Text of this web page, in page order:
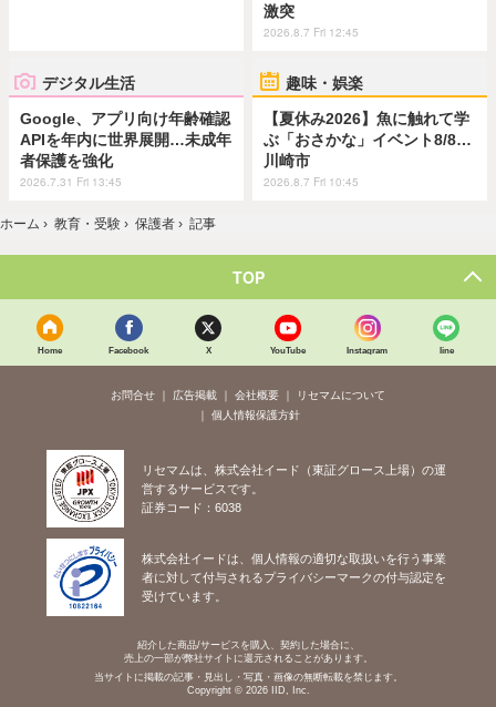
激突
2026.8.7 Fri 12:45
デジタル生活
Google、アプリ向け年齢確認
APIを年内に世界展開…未成年
者保護を強化
2026.7.31 Fri 13:45
趣味・娯楽
【夏休み2026】魚に触れて学
ぶ「おさかな」イベント8/8…
川崎市
2026.8.7 Fri 10:45
ホーム › 教育・受験 › 保護者 › 記事
TOP
Home Facebook X YouTube Instagram line
お問合せ 広告掲載 会社概要
リセマムについて
個人情報保護方針
リセマムは、株式会社イード（東証グロース上場）の運
営するサービスです。
証券コード：6038
株式会社イードは、個人情報の適切な取扱いを行う事業
者に対して付与されるプライバシーマークの付与認定を
受けています。
紹介した商品/サービスを購入、契約した場合に、
売上の一部が弊社サイトに還元されることがあります。
当サイトに掲載の記事・見出し・写真・画像の無断転載を禁じます。
Copyright © 2026 IID, Inc.